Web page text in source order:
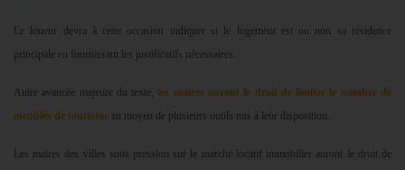
Le loueur devra à cette occasion indiquer si le logement est ou non sa résidence
principale en fournissant les justificatifs nécessaires.
Autre avancée majeure du texte, les maires auront le droit de limiter le nombre de
meublés de tourisme au moyen de plusieurs outils mis à leur disposition.
Les maires des villes sous pression sur le marché locatif immobilier auront le droit de